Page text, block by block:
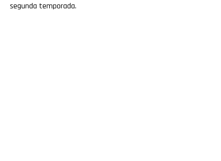
segunda temporada.